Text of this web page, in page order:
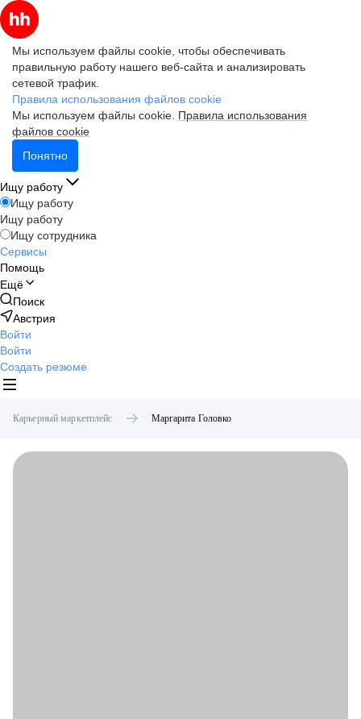
Мы используем файлы cookie, чтобы обеспечивать
правильную работу нашего веб-сайта и анализировать
сетевой трафик.
Правила использования файлов cookie
Мы используем файлы cookie. Правила использования
файлов cookie
Понятно
Ищу работу
Ищу работу
Ищу работу
Ищу сотрудника
Сервисы
Помощь
Ещё
Поиск
Австрия
Войти
Войти
Создать резюме
Карьерный маркетплейс Маргарита Головко